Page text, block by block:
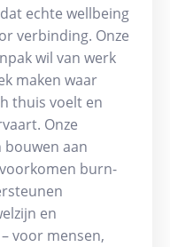
echte wellbeing
verbinding. Onze
wil van werk
maken waar
thuis voelt en
Onze
bouwen aan
burn-
en
voor mensen,